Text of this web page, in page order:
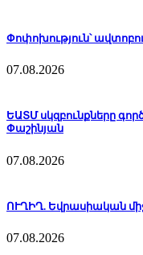
Փոփոխություն՝
07.08.2026
ԵԱՏՄ սկզբունքները
Փաշինյան
07.08.2026
ՈՒՂԻՂ. Եվրասիական
07.08.2026